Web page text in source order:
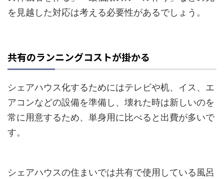
を見越した対応は考える必要性があるでしょう。
共有のランニングコストが掛かる
シェアハウス化するためにはテレビや机、イス、エ
アコンなどの設備を準備し、壊れた時は新しいのを
常に用意するため、単身用に比べると出費が多いで
す。
シェアハウスの住まいでは共有で使用している風呂